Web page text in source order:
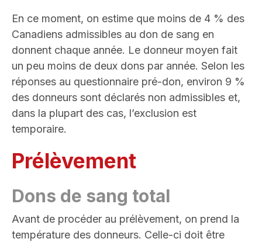
En ce moment, on estime que moins de 4 % des
Canadiens admissibles au don de sang en
donnent chaque année. Le donneur moyen fait
un peu moins de deux dons par année. Selon les
réponses au questionnaire pré-don, environ 9 %
des donneurs sont déclarés non admissibles et,
dans la plupart des cas, l’exclusion est
temporaire.
Prélèvement
Dons de sang total
Avant de procéder au prélèvement, on prend la
température des donneurs. Celle-ci doit être